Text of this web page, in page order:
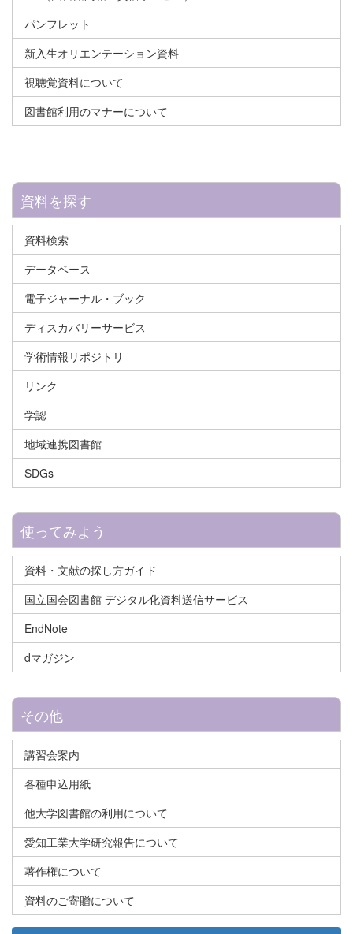
パンフレット
新入生オリエンテーション資料
視聴覚資料について
図書館利用のマナーについて
資料を探す
資料検索
データベース
電子ジャーナル・ブック
ディスカバリーサービス
学術情報リポジトリ
リンク
学認
地域連携図書館
SDGs
使ってみよう
資料・文献の探し方ガイド
国立国会図書館 デジタル化資料送信サービス
EndNote
dマガジン
その他
講習会案内
各種申込用紙
他大学図書館の利用について
愛知工業大学研究報告について
著作権について
資料のご寄贈について